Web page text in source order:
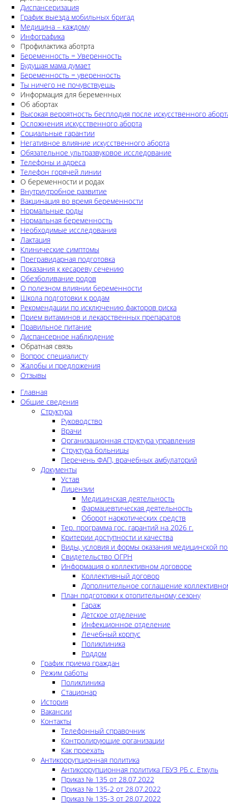
Диспансеризация
График выезда мобильных бригад
Медицина – каждому
Инфографика
Профилактика аботрта
Беременность = Уверенность
Будущая мама думает
Беременность = уверенность
Ты ничего не почувствуешь
Информация для беременных
Об абортах
Высокая вероятность бесплодия после искусственного
Осложнения искусственного аборта
Социальные гарантии
Негативное влияние искусственного аборта
Обязательное ультразвуковое исследование
Телефоны и адреса
Телефон горячей линии
О беременности и родах
Внутриутробное развитие
Вакцинация во время беременности
Нормальные роды
Нормальная беременность
Необходимые исследования
Лактация
Клинические симптомы
Прегравидарная подготовка
Показания к кесареву сечению
Обезболивание родов
О полезном влиянии беременности
Школа подготовки к родам
Рекомендации по исключению факторов риска
Прием витаминов и лекарственных препаратов
Правильное питание
Диспансерное наблюдение
Обратная связь
Вопрос специалисту
Жалобы и предложения
Отзывы
Главная
Общие сведения
Структура
Руководство
Врачи
Организационная структура управления
Структура больницы
Перечень ФАП, врачебных амбулаторий
Документы
Устав
Лицензии
Медицинская деятельность
Фармацевтическая деятельность
Оборот наркотических средств
Тер. программа гос. гарантий на 2026 г.
Критерии доступности и качества
Виды, условия и формы оказания медицинской
Свидетельство ОГРН
Информация о коллективном договоре
Коллективный договор
Дополнительное соглашение
План подготовки к отопительному сезону
Гараж
Детское отделение
Инфекционное отделение
Лечебный корпус
Поликлиника
Роддом
График приема граждан
Режим работы
Поликлиника
Стационар
История
Вакансии
Контакты
Телефонный справочник
Контролирующие организации
Как проехать
Антикоррупционная политика
Антикоррупционная политика ГБУЗ РБ с. Еткуль
Приказ № 135 от 28.07.2022
Приказ № 135-2 от 28.07.2022
Приказ № 135-3 от 28.07.2022